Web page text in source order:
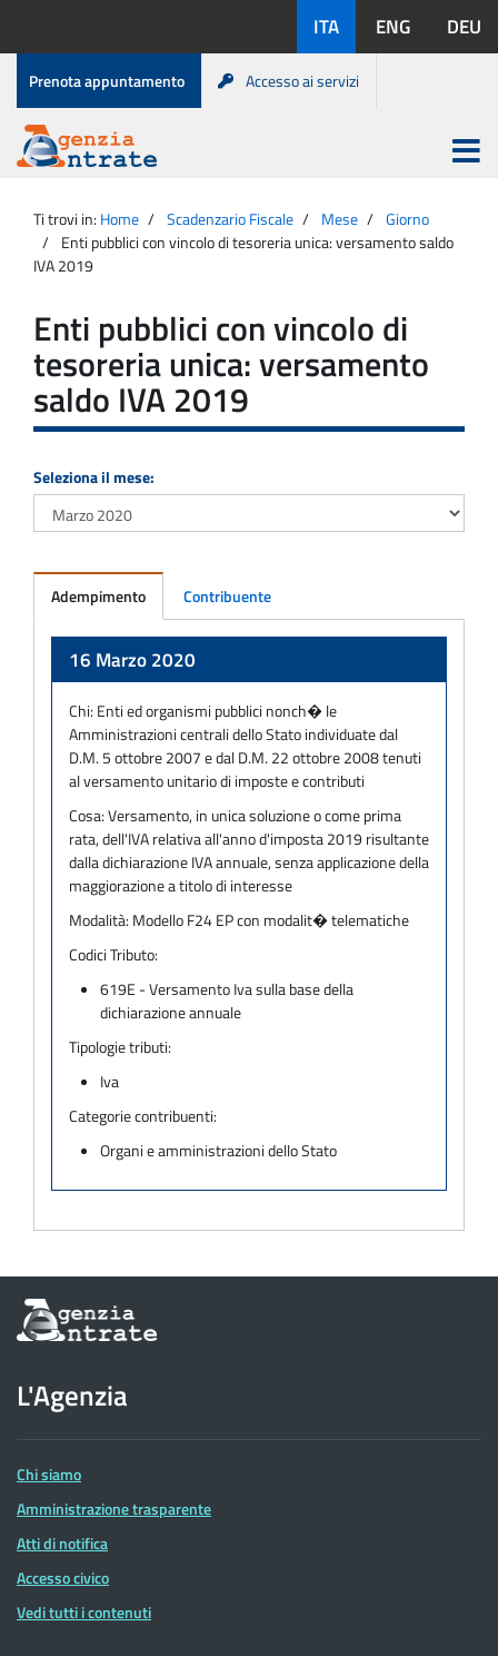
contenuto
disponibili:
ITA ENG DEU
Menu
di
servizio
Prenota appuntamento Accesso ai servizi
Agenzia
Entrate
Apri
menu
principale
Ti trovi in: Home Scadenzario Fiscale Mese
Giorno
Enti pubblici con vincolo di tesoreria unica: versamento saldo
IVA 2019
Enti pubblici con vincolo di
tesoreria unica: versamento
saldo IVA 2019
Seleziona il mese:
Adempimento Contribuente
16 Marzo 2020
Chi: Enti ed organismi pubblici nonch� le
Amministrazioni centrali dello Stato individuate dal
D.M. 5 ottobre 2007 e dal D.M. 22 ottobre 2008 tenuti
al versamento unitario di imposte e contributi
Cosa:Versamento, in unica soluzione o come prima
rata, dell'IVA relativa all'anno d'imposta 2019 risultante
dalla dichiarazione IVA annuale, senza applicazione della
maggiorazione a titolo di interesse
Modalità: Modello F24 EP con modalit� telematiche
Codici Tributo:
619E - Versamento Iva sulla base della
dichiarazione annuale
Tipologie tributi:
Iva
Categorie contribuenti:
Organi e amministrazioni dello Stato
Informazioni
sul
dell'Agenzia
delle
Entrate
L'Agenzia
Chi siamo
Amministrazione trasparente
Atti di notifica
Accesso civico
Vedi tutti i contenuti